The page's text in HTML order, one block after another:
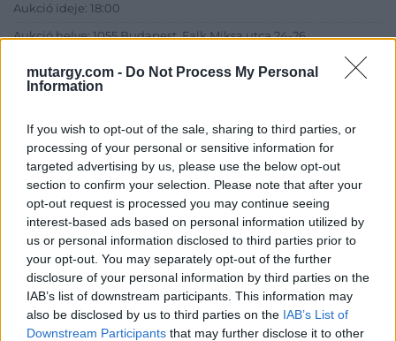
mutargy.com - Do Not Process My Personal
Information
If you wish to opt-out of the sale, sharing to third parties, or
processing of your personal or sensitive information for
targeted advertising by us, please use the below opt-out
section to confirm your selection. Please note that after your
opt-out request is processed you may continue seeing
interest-based ads based on personal information utilized by
us or personal information disclosed to third parties prior to
your opt-out. You may separately opt-out of the further
disclosure of your personal information by third parties on the
IAB’s list of downstream participants. This information may
also be disclosed by us to third parties on the IAB’s List of
Downstream Participants that may further disclose it to other
Aukció ideje: 18:00
Aukció helye: 1055 Budapest, Falk Miksa utca 24-26.
Eladó adatai
Eladó:Biksady Galéria
1055, Budapest, Falk Miksa u.
24-26.
Telefon: 061/784-1111 061/780-
9307
Weboldal:
http://www.biksady.com